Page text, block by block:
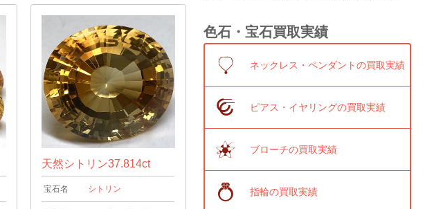
天然シトリン37.814ct
宝石名 シトリン
色石・宝石買取実績
ネックレス・ペンダントの買取実績
ピアス・イヤリングの買取実績
ブローチの買取実績
指輪の買取実績